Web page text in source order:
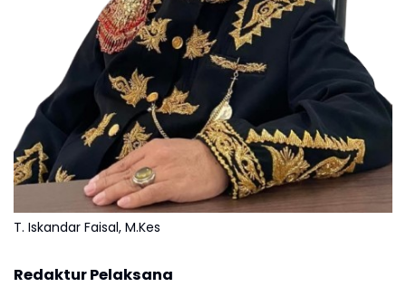
T. Iskandar Faisal, M.Kes
Redaktur Pelaksana